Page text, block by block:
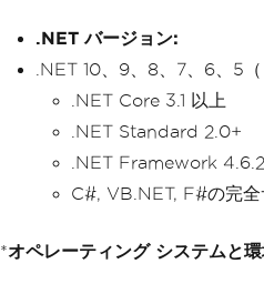
.NET バージョン:
.NET 10、9、8、7、6、5（
.NET Core 3.1 以上
.NET Standard 2.0+
.NET Framework
C#, VB.NET, F#の完全
*オペレーティング システムと